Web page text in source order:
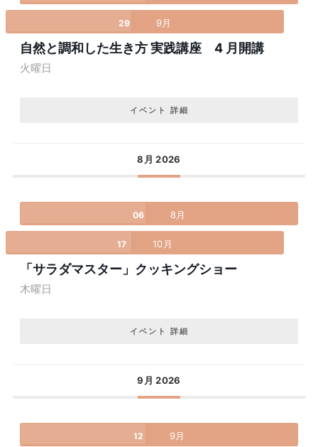
29 9月
自然と調和した生き方 実践講座 4 月開講
火曜日
イベント 詳細
8月 2026
06 8月
17 10月
「サラダマスター」クッキングショー
木曜日
イベント 詳細
9月 2026
12 9月